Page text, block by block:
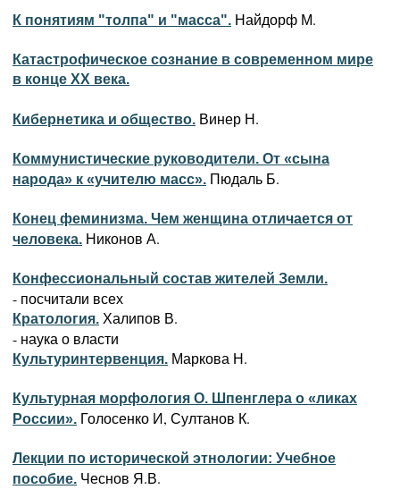
К понятиям "толпа" и "масса". Найдорф М.
Катастрофическое сознание в современном мире
в конце ХХ века.
Кибернетика и общество. Винер Н.
Коммунистические руководители. От «сына
народа» к «учителю масс». Пюдаль Б.
Конец феминизма. Чем женщина отличается от
человека. Никонов А.
Конфессиональный состав жителей Земли.
- посчитали всех
Кратология. Халипов В.
- наука о власти
Культуринтервенция. Маркова Н.
Культурная морфология О. Шпенглера о «ликах
России». Голосенко И, Султанов К.
Лекции по исторической этнологии: Учебное
пособие. Чеснов Я.В.